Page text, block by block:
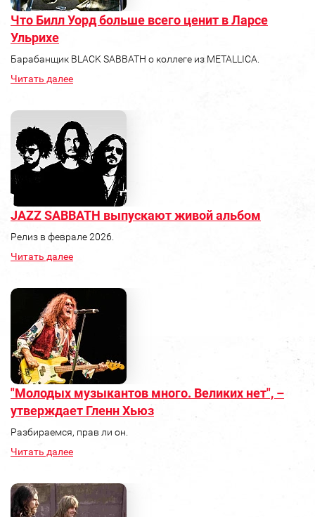
Что Билл Уорд больше всего ценит в Ларсе
Ульрихе
Барабанщик BLACK SABBATH о коллеге из METALLICA.
Читать далее
JAZZ SABBATH выпускают живой альбом
Релиз в феврале 2026.
Читать далее
"Молодых музыкантов много. Великих нет", –
утверждает Гленн Хьюз
Разбираемся, прав ли он.
Читать далее